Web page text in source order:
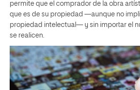
permite que el comprador de la obra
que es de su propiedad —aunque no
propiedad intelectual— y sin importar el
se realicen.